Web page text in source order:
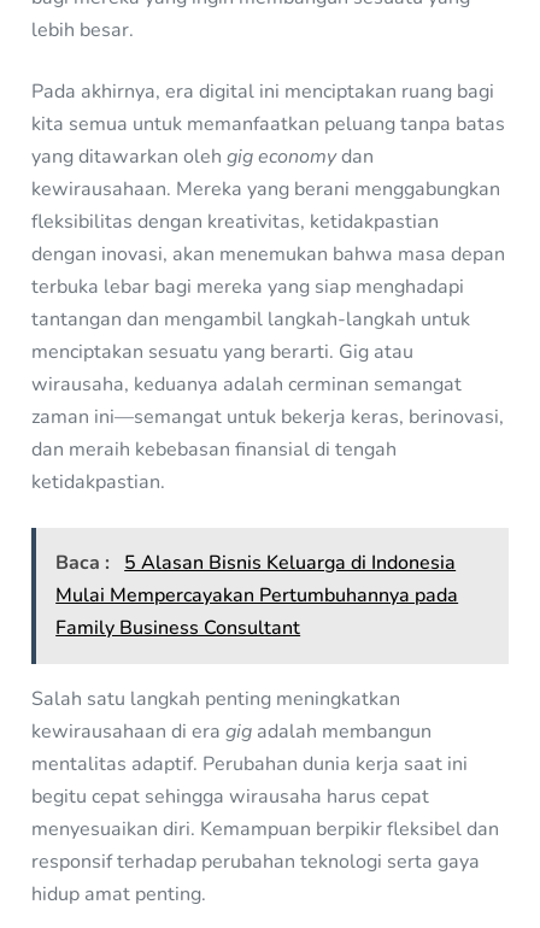
lebih besar.
Pada akhirnya, era digital ini menciptakan ruang bagi
kita semua untuk memanfaatkan peluang tanpa batas
yang ditawarkan olehgig economydan
kewirausahaan. Mereka yang berani menggabungkan
fleksibilitas dengan kreativitas, ketidakpastian
dengan inovasi, akan menemukan bahwa masa depan
terbuka lebar bagi mereka yang siap menghadapi
tantangan dan mengambil langkah-langkah untuk
menciptakan sesuatu yang berarti. Gig atau
wirausaha, keduanya adalah cerminan semangat
zaman ini—semangat untuk bekerja keras, berinovasi,
dan meraih kebebasan finansial di tengah
ketidakpastian.
Baca :
5 Alasan Bisnis Keluarga di Indonesia
Mulai Mempercayakan Pertumbuhannya pada
Family Business Consultant
Salah satu langkah penting meningkatkan
kewirausahaan di eragig adalah membangun
mentalitas adaptif. Perubahan dunia kerja saat ini
begitu cepat sehingga wirausaha harus cepat
menyesuaikan diri. Kemampuan berpikir fleksibel dan
responsif terhadap perubahan teknologi serta gaya
hidup amat penting.